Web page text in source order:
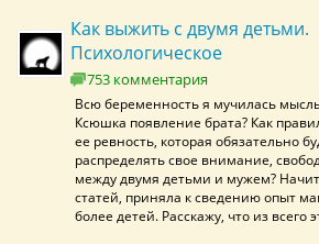
Как выжить с двумя детьми.
Психологическое
753 комментария
Всю беременность я мучилась
Ксюшка появление брата? Как
ее ревность, которая обязательно
распределять свое внимание,
между двумя детьми и мужем?
статей, приняла к сведению опыт
более детей. Расскажу, что из всего